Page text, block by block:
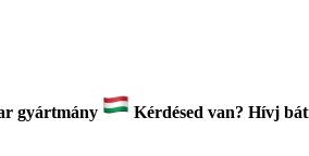
gyártmány Kérdésed van? Hívj